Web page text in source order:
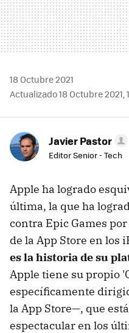
18 Octubre 2021
Actualizado 18 Octubre 2021,
Javier Pastor
Editor Senior - Tech
Apple ha logrado
última, la que ha
contra Epic Games
de la App Store en los
es la historia de su
Apple tiene su propio
específicamente
la App Store—, que
espectacular en los